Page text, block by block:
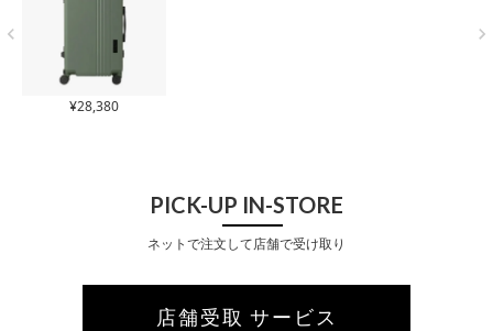
¥28,380
PICK-UP IN-STORE
ネットで注文して店舗で受け取り
店舗受取 サービス